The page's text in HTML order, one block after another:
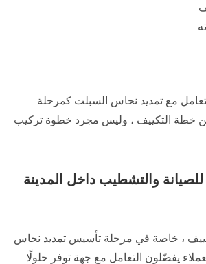
مع تمديد نحاس السبلت كمرحلة
خطة التكييف ، وليس مجرد خطوة تركيب
والتشطيب داخل المدينة
، خاصة في مرحلة تأسيس تمديد نحاس
يفضّلون التعامل مع جهة توفر حلولًا